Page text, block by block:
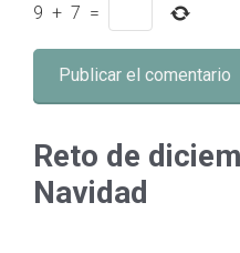
9 + 7 =
Reto de
Navidad